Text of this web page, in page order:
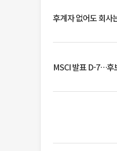
후계자 없어도 회사
MSCI 발표 D-7…후